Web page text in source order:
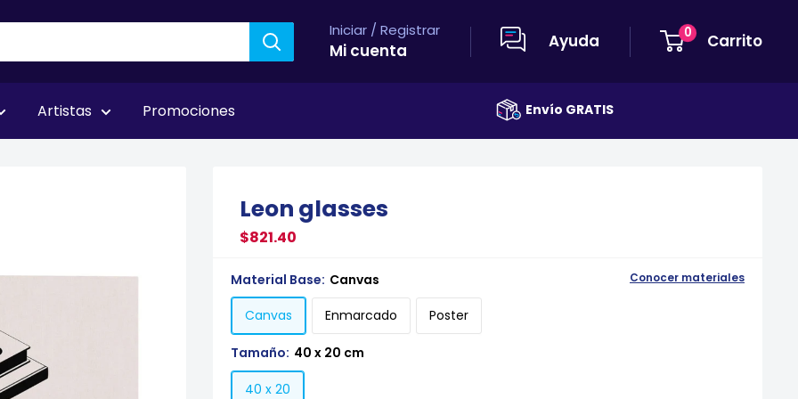
Iniciar / Registrar
Mi cuenta Ayuda 0 Carrito
Artistas Promociones Envío GRATIS
Leon glasses
$821.40
Material Base: Canvas Conocer materiales
Canvas Enmarcado Poster
Tamaño: 40 x 20 cm
40 x 20